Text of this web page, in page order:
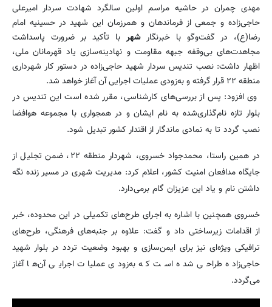
​​​​​​مهدی چمران در حاشیه مراسم اولین سالگرد شهادت سردار امیرعلی
حاجی‌زاده و جمعی از فرماندهان و همرزمان این شهید در حسینیه امام
رضا(ع)، در گفت‌وگو با خبرنگار شهربا تأکید بر ضرورت پاسداشت
مجاهدت‌های بی‌وقفه‌ جبهه مقاومت و نهادینه‌سازی یاد قهرمانان ملی،
اظهار داشت: نصب تندیس سردار شهید حاجی‌زاده در دستور کار شهرداری
منطقه ۲۲ قرار گرفته و به‌زودی عملیات اجرایی آن آغاز خواهد شد.
وی افزود: پس از بررسی‌های کارشناسی، مقرر شده است این تندیس در
بلوار تازه نام‌گذاری‌شده به نام ایشان و در همجواری با مجموعه هوافضا
نصب گردد تا به نمادی ماندگار از اقتدار کشور تبدیل شود.
در همین راستا، محمدجواد خسروی، شهردار منطقه ۲۲، ضمن تجلیل از
جایگاه مدافعان امنیت کشور، اعلام کرد: مدیریت شهری در مسیر زنده نگه
داشتن نام و یاد این عزیزان گام برمی‌دارد.
خسروی همچنین با اشاره به اجرای طرح‌های تکمیلی در این محدوده، خبر
از اقدامات زیرساختی داد و گفت: علاوه بر جنبه‌های فرهنگی، طرح‌های
ترافیکی ویژه‌ای نیز برای ایمن‌سازی و بهبود وضعیت تردد در بلوار شهید
حاجی‌زاده طراحی شده است که به‌زودی عملیات اجرایی آن‌ها آغاز
می‌گردد.